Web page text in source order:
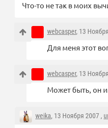
Что-то не так в моих
webcasper, 13
Для меня этот
webcasper, 13
Может быть, он
weika, 13 Ноября 2007 ,